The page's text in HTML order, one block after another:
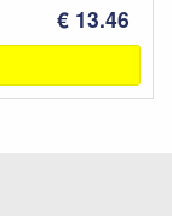
€ 13.46